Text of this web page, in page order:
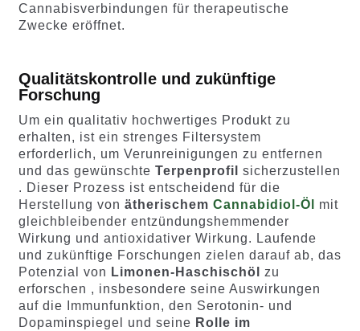
Cannabisverbindungen für therapeutische
Zwecke eröffnet.
Qualitätskontrolle und zukünftige
Forschung
Um ein qualitativ hochwertiges Produkt zu
erhalten, ist ein strenges Filtersystem
erforderlich, um Verunreinigungen zu entfernen
und das gewünschte Terpenprofil
sicherzustellen
. Dieser Prozess ist entscheidend für die
Herstellung von ätherischem Cannabidiol-Öl
mit
gleichbleibender entzündungshemmender
Wirkung und antioxidativer Wirkung. Laufende
und zukünftige Forschungen zielen darauf ab, das
Potenzial von Limonen-Haschischöl
zu
erforschen , insbesondere seine Auswirkungen
auf die Immunfunktion, den Serotonin- und
Dopaminspiegel und seine Rolle im